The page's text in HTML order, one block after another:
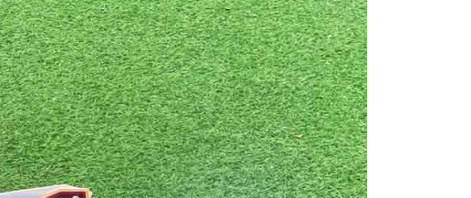
是否繳費成功／繳費後需取消欲退款等相關疑問，請聯繫「AFTEE先享後
付客戶支援中心」https://netprotections.freshdesk.com/support/home
【注意事項】
１．透過由恩沛科技股份有限公司提供之「AFTEE先享後付」服務完成之
交易，需依本服務之必要範圍內提供個人資料，並將交易相關給付款項請
求債權轉讓予恩沛科技股份有限公司。
２．關於個人資料處理事宜，請瀏覽以下網址：
https://aftee.tw/terms/#terms3
３．未成年的使用者請事先徵得法定代理人或監護人之同意方可使用
「AFTEE先享後付」，若未經同意申辦者引起之損失，本公司不負相關責
任。
付款後7-11取貨
每筆NT$60，滿NT$499(含以上)免運費
宅配
每筆NT$120，滿NT$499(含以上)免運費
海外宅配 查看運費